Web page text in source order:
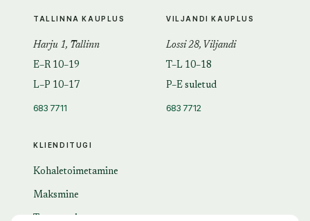
KLIENDITUGI
Kohaletoimetamine
Maksmine
TALLINNA KAUPLUS
Harju 1, Tallinn
E–R 10–19
L–P 10–17
683 7711
VILJANDI KAUPLUS
Lossi 28, Viljandi
T–L 10–18
P–E suletud
683 7712